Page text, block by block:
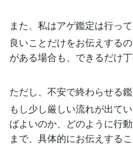
また、私はアゲ鑑定は行って
良いことだけをお伝えする
がある場合も、できるだけ丁
ただし、不安で終わらせる
もし少し厳しい流れが出て
ばよいのか、どのように行
まで、具体的にお伝えする